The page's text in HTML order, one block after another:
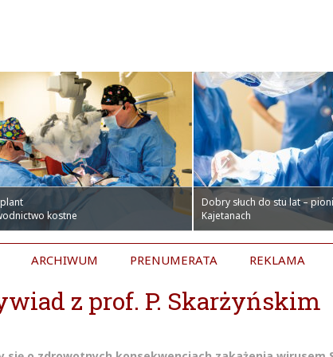
kostne
Dobry słuch do stu lat –
Kajetanach
ARCHIWUM PRENUMERATA REKLAMA
z prof. P. Skarżyńskim